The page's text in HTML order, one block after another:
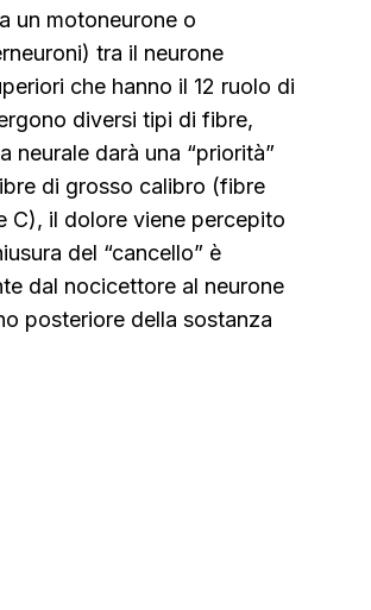
un motoneurone o
tra il neurone
che hanno il 12 ruolo di
diversi tipi di fibre,
darà una “priorità”
di grosso calibro (fibre
C), il dolore viene percepito
del “cancello” è
dal nocicettore al neurone
posteriore della sostanza